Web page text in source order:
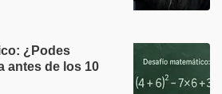
¿Podes
antes de los 10